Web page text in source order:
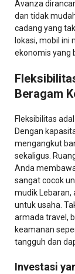
Avanza
dan tidak
cadang yang
lokasi, mobil ini
ekonomis yang
Beragam
Fleksibilitas
Dengan
mengangkut
sekaligus.
Anda
sangat cocok
mudik Lebaran,
untuk usaha.
armada travel,
keamanan
tangguh dan
Investasi